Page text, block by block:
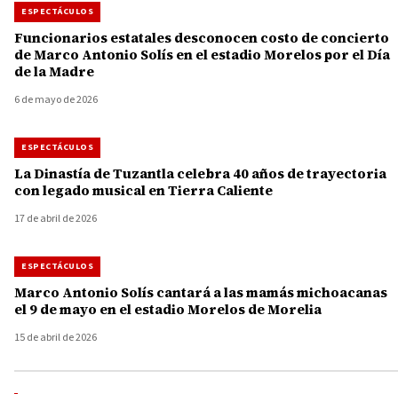
ESPECTÁCULOS
Funcionarios estatales desconocen costo de concierto
de Marco Antonio Solís en el estadio Morelos por el Día
de la Madre
6 de mayo de 2026
ESPECTÁCULOS
La Dinastía de Tuzantla celebra 40 años de trayectoria
con legado musical en Tierra Caliente
17 de abril de 2026
ESPECTÁCULOS
Marco Antonio Solís cantará a las mamás michoacanas
el 9 de mayo en el estadio Morelos de Morelia
15 de abril de 2026